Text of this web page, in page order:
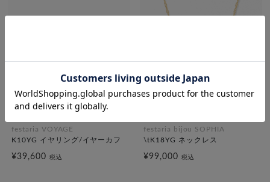
festaria VOYAGE
K10YG イヤリング/イヤーカフ
¥39,600 税込
festaria bijou SOPHIA
\tK18YG ネックレス
¥99,000 税込